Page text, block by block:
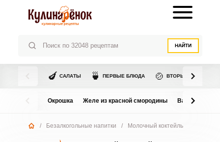
НАЙТИ
🍆 САЛАТЫ 🍵 ПЕРВЫЕ БЛЮДА 🍲 ВТОРЫЕ БЛЮДА
Окрошка Желе из красной смородины Варенье из
/ Безалкогольные напитки / Молочный коктейль